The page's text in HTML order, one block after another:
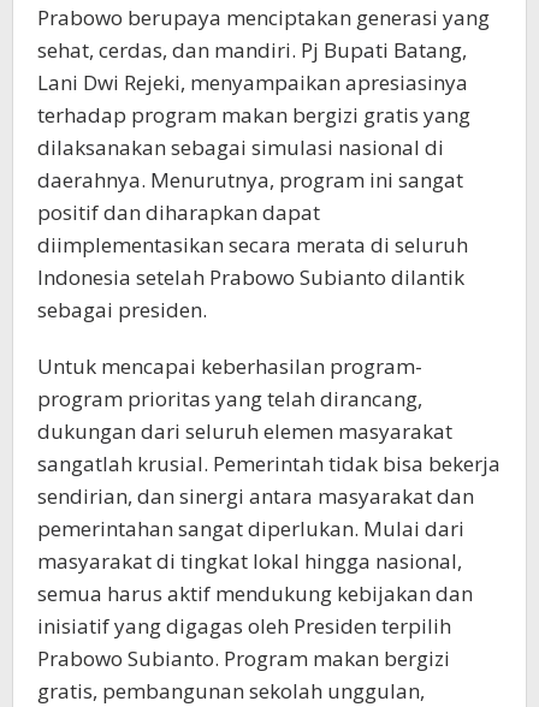
Prabowo berupaya menciptakan generasi yang
sehat, cerdas, dan mandiri. Pj Bupati Batang,
Lani Dwi Rejeki, menyampaikan apresiasinya
terhadap program makan bergizi gratis yang
dilaksanakan sebagai simulasi nasional di
daerahnya. Menurutnya, program ini sangat
positif dan diharapkan dapat
diimplementasikan secara merata di seluruh
Indonesia setelah Prabowo Subianto dilantik
sebagai presiden.
Untuk mencapai keberhasilan program-
program prioritas yang telah dirancang,
dukungan dari seluruh elemen masyarakat
sangatlah krusial. Pemerintah tidak bisa bekerja
sendirian, dan sinergi antara masyarakat dan
pemerintahan sangat diperlukan. Mulai dari
masyarakat di tingkat lokal hingga nasional,
semua harus aktif mendukung kebijakan dan
inisiatif yang digagas oleh Presiden terpilih
Prabowo Subianto. Program makan bergizi
gratis, pembangunan sekolah unggulan,